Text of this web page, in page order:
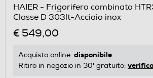
il
Calcolatore
di
energetico
HAIER - Frigorifero combinato
Classe D 303lt-Acciaio inox
€ 549,00
Acquisto online: disponibile
Ritiro in negozio in 30' gratuito: verifica